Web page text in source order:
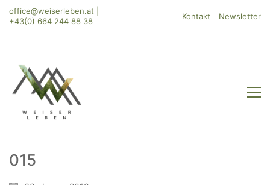
office@weiserleben.at
+43(0) 664 244 88 38
Kontakt Newsletter
015